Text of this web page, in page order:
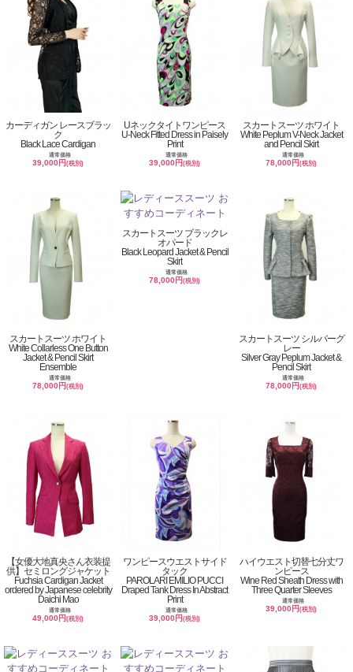
カーディガン レースブラッ
ク
Black Lace Cardigan
通常価格
39,000円(税別)
Uネックタイトワンピース
U-Neck Fitted Dress in Paisely
Print
通常価格
39,000円(税別)
スカートスーツ ホワイト
White Peplum V-Neck Jacket
and Pencil Skirt
通常価格
78,000円(税別)
スカートスーツ ホワイト
White Collarless One Button
Jacket & Pencil Skirt
Ensemble
通常価格
78,000円(税別)
スカートスーツ ブラックレ
オパード
Black Leopard Jacket & Pencil
Skirt
通常価格
78,000円(税別)
スカートスーツ シルバーグ
レー
Silver Gray Peplum Jacket &
Pencil Skirt
通常価格
78,000円(税別)
【女優大地真央さん衣装提
供】セミロングジャケット
Fuchsia Cardigan Jacket
ordered by Japanese celebrity
Daichi Mao
通常価格
49,000円(税別)
ワンピースウエストサイド
タック
PAROLARI EMILIO PUCCI
Draped Tank Dress In Abstract
Print
通常価格
39,000円(税別)
ハイウエスト切替七分丈ワ
ンピース
Wine Red Sheath Dress with
Three Quarter Sleeves
通常価格
39,000円(税別)